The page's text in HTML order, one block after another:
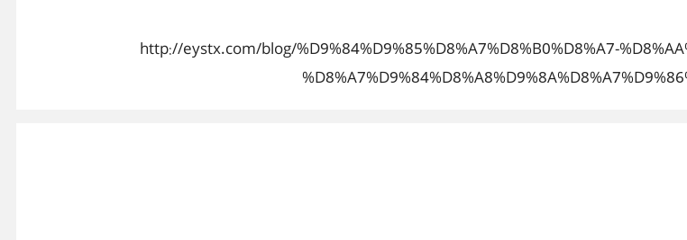
http://eystx.com/blog/%D9%84%D9%85%D8%A7%D8%B0%D8%A7-